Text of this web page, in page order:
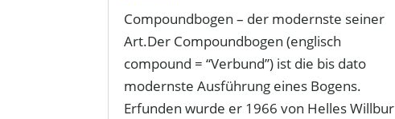
Compoundbogen – der modernste seiner
Art.Der Compoundbogen (englisch
compound = “Verbund”) ist die bis dato
modernste Ausführung eines Bogens.
Erfunden wurde er 1966 von Helles Willbur